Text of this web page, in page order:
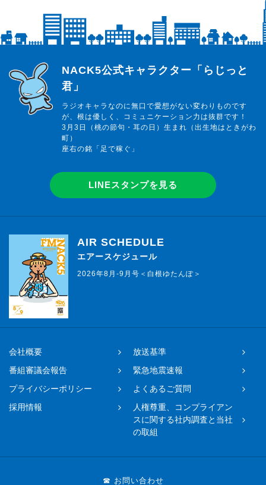
らじっと君
NACK5公式キャラクター「らじっと
君」
ラジオキャラなのに無口で愛想がない変わりものです
が、根は優しく、コミュニケーション力は抜群です！
3月3日（桃の節句・耳の日）生まれ（出生地はときがわ
町）
座右の銘「足で稼ぐ」
LINEスタンプを見る
AIR SCHEDULE
エアースケジュール
2026年8月-9月号＜白根ゆたんぽ＞
会社概要
放送基準
番組審議会報告
緊急地震速報
プライバシーポリシー
よくあるご質問
採用情報
人権尊重、コンプライアン
スに関する社内調査と当社
の取組
☎ お問い合わせ